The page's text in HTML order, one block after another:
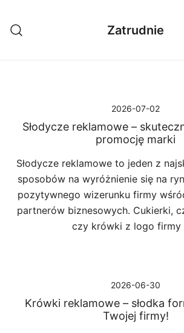
treści
Zatrudnie
2026-07-02
Słodycze reklamowe –
promocję marki
Słodycze reklamowe to jeden z
sposobów na wyróżnienie się na
pozytywnego wizerunku firmy
partnerów biznesowych. Cukierki,
czy krówki z logo
2026-06-30
Krówki reklamowe – słodka
Twojej firmy!